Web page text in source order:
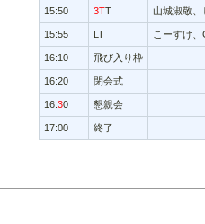
15:50 3TT 山城淑敬、
15:55 LT こーすけ
16:10 飛び入り枠
16:20 閉会式
16:30 懇親会
17:00 終了